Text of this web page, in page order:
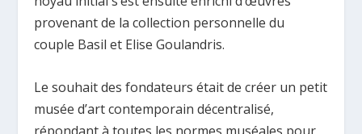
provenant de la collection personnelle du
couple Basil et Elise Goulandris.
Le souhait des fondateurs était de créer un petit
musée d’art contemporain décentralisé,